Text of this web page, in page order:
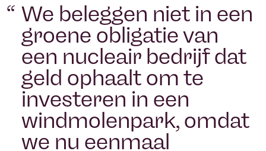
We beleggen niet in een
groene obligatie van
een nucleair bedrijf dat
geld ophaalt om te
investeren in een
windmolenpark, omdat
we nu eenmaal